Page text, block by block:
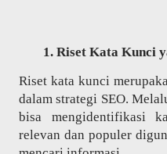
Riset Kata Kunci
Riset kata kunci
dalam strategi SEO.
bisa mengidentifikasi
relevan dan populer